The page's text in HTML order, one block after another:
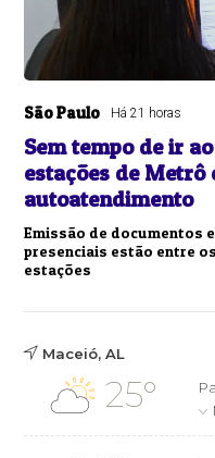
São Paulo Há 21 horas
Sem tempo de ir
estações de Metrô
autoatendimento
Emissão de documentos
presenciais estão entre
estações
Maceió, AL
25°